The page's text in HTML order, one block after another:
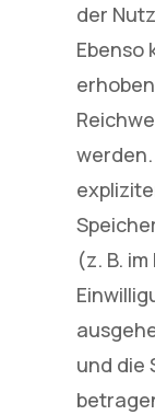
der
Ebenso
(z. B.
und die